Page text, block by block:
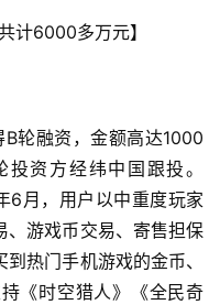
计6000多万元】
轮融资，金额高达1000
资方经纬中国跟投。
6月，用户以中重度玩家
、游戏币交易、寄售担保
热门手机游戏的金币、
《时空猎人》《全民奇